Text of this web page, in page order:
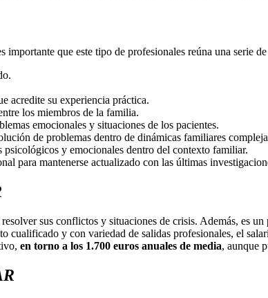
importante que este tipo de profesionales reúna una serie de
acredite su experiencia práctica.
los miembros de la familia.
emocionales y situaciones de los pacientes.
de problemas dentro de dinámicas familiares
psicológicos y emocionales dentro del contexto familiar.
para mantenerse actualizado con las últimas
sus conflictos y situaciones de crisis. Además, es
y con variedad de salidas profesionales, el
en torno a los 1.700 euros anuales de media, aunque